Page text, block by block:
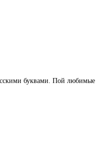
буквами. Пой любимые